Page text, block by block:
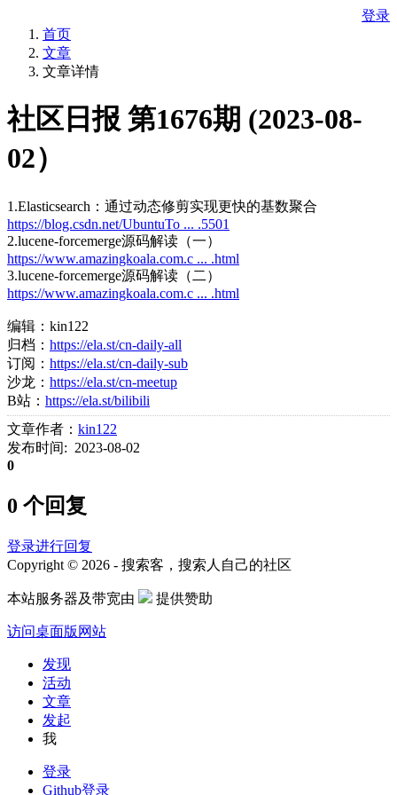
登录
首页
文章
文章详情
社区日报 第1676期 (2023-08-
02）
1.Elasticsearch：通过动态修剪实现更快的基数聚合
https://blog.csdn.net/UbuntuTo ... .5501
2.lucene-forcemerge源码解读（一）
https://www.amazingkoala.com.c ... .html
3.lucene-forcemerge源码解读（二）
https://www.amazingkoala.com.c ... .html
编辑：kin122
归档： https://ela.st/cn-daily-all
订阅： https://ela.st/cn-daily-sub
沙龙： https://ela.st/cn-meetup
B站： https://ela.st/bilibili
文章作者： kin122
发布时间: 2023-08-02
0
0 个回复
登录进行回复
Copyright © 2026 - 搜索客，搜索人自己的社区
本站服务器及带宽由 提供赞助
访问桌面版网站
发现
活动
文章
发起
我
登录
Github登录